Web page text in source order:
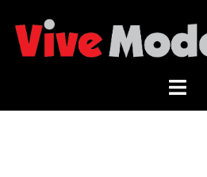
contenido
Alternar